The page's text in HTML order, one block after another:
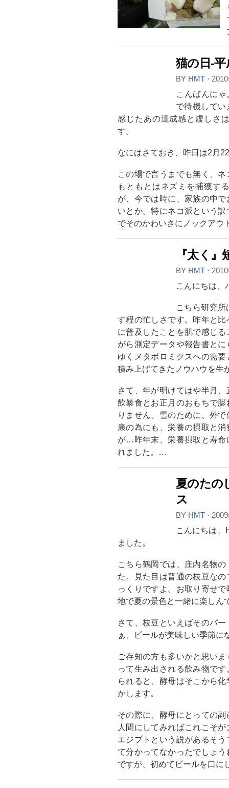
猫の日-平
BY HMT ⋅
こんばんに
で待機して
感じたあの達成感と虚しさ
す。
なにはさておき、昨日は2月
この場で言うまでも無く、
もともとはネズミを捕獲す
が、今では時に、家族の中
いとか。特にネコ派という
でそのかわいさにノックア
『太く
BY HMT ⋅
こんにちは、
こちら研究
す程の忙しさです。昨年と
に普及したことを肌で感じ
がら測定データや報告書と
ゆくメタボロミクスへの需
積み上げてきたノウハウを生
さて、年が明けてはや半月
飲暴食とお正月のおもちで
りません。雪のために、外
康の為にも、栄養の摂取と
が…昨年末、栄養摂取と寿命
れました。…
夏のたの
ス
BY HMT ⋅
こんにちは、
ました。
こちら鶴岡では、庄内名物
た。見た目は普通の枝豆な
っくりですよ。お取り寄せ
地で夏の景色と一緒に楽しん
さて、枝豆といえばそのパ
ぁ、ビールが美味しい季節に
ご存知の方も多いかと思い
って生み出される飲み物で
られると、酵母はそこから
かします。
その際に、酵母にとっての
人間にしてみればこれこそ
エジプトという説があるそ
て分かってなかったでしょ
ですが、初めてビールを口